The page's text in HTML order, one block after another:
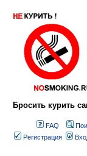
Бросить курить
FAQ
Регистрация